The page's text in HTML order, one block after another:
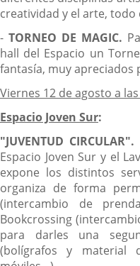
creatividad y el arte,
- TORNEO DE MAGIC.
hall del Espacio un
fantasía, muy apreciados
Viernes 12 de agosto a
Espacio Joven Sur:
"JUVENTUD CIRCULAR".
Espacio Joven Sur y el
expone los distintos
organiza de forma
(intercambio de
Bookcrossing
para darles una
(bolígrafos y material